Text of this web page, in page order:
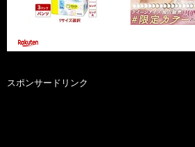
スポンサードリンク